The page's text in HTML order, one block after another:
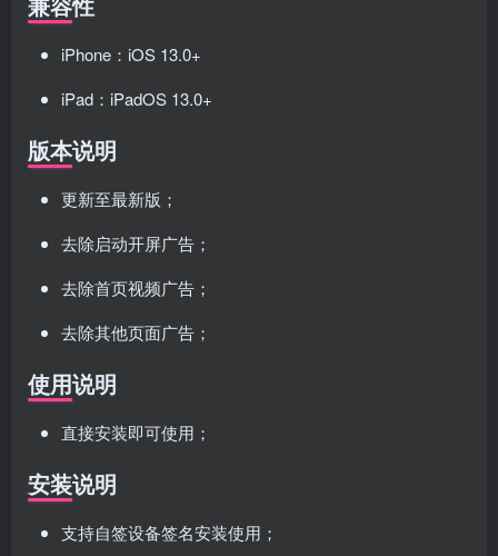
iPhone：iOS 13.0+
iPad：iPadOS 13.0+
版本说明
更新至最新版；
去除启动开屏广告；
去除首页视频广告；
去除其他页面广告；
使用说明
直接安装即可使用；
安装说明
支持自签设备签名安装使用；